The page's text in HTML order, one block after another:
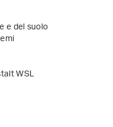
e del suolo
WSL